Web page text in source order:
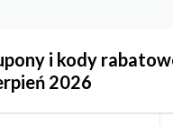
i kody
2026